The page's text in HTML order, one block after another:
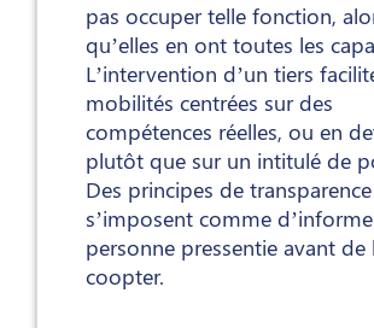
pas occuper telle fonction,
qu’elles en ont toutes les
L’intervention d’un tiers
mobilités centrées sur des
compétences réelles, ou en
plutôt que sur un intitulé de
Des principes de transparence
s’imposent comme
personne pressentie avant de
coopter.